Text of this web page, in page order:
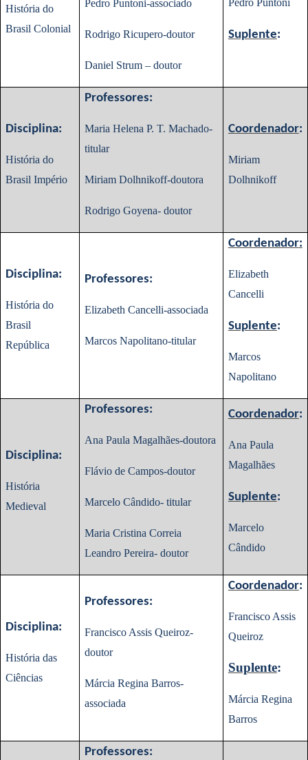
História do
Brasil Colonial
Pedro Puntoni-associado
Rodrigo Ricupero-doutor
Daniel Strum – doutor
Pedro Puntoni
Suplente:
Disciplina:
História do
Brasil Império
Professores:
Maria Helena P. T. Machado-
titular
Miriam Dolhnikoff-doutora
Rodrigo Goyena- doutor
Coordenador:
Miriam
Dolhnikoff
Disciplina:
História do
Brasil
República
Professores:
Elizabeth Cancelli-associada
Marcos Napolitano-titular
Coordenador:
Elizabeth
Cancelli
Suplente:
Marcos
Napolitano
Disciplina:
História
Medieval
Professores:
Ana Paula Magalhães-doutora
Flávio de Campos-doutor
Marcelo Cândido- titular
Maria Cristina Correia
Leandro Pereira- doutor
Coordenador:
Ana Paula
Magalhães
Suplente:
Marcelo
Cândido
Disciplina:
História das
Ciências
Professores:
Francisco Assis Queiroz-
doutor
Márcia Regina Barros-
associada
Coordenador:
Francisco Assis
Queiroz
Suplente:
Márcia Regina
Barros
Professores: